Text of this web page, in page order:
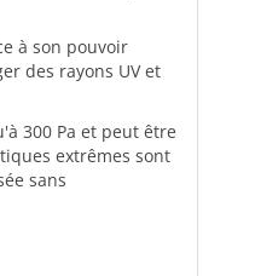
à son pouvoir
des rayons UV et
300 Pa et peut être
extrêmes sont
sans